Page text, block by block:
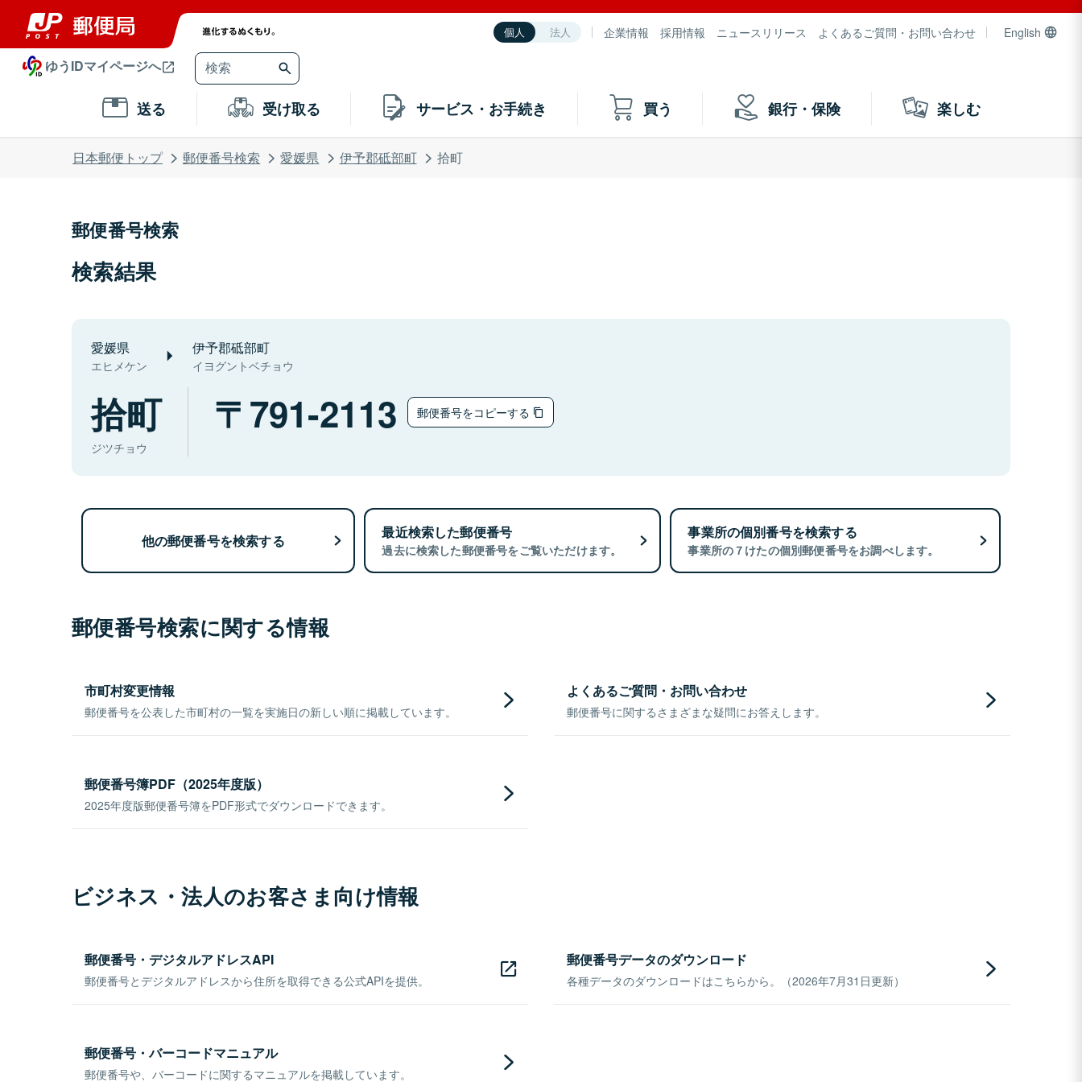
個人 法人 企業情報 採用情報 ニュースリリース よくあるご質問・お問い合わせ English
ゆうIDマイページへ
送る 受け取る サービス・お手続き 買う 銀行・保険 楽しむ
日本郵便トップ 郵便番号検索 愛媛県 伊予郡砥部町 拾町
郵便番号検索
検索結果
愛媛県
エヒメケン
伊予郡砥部町
イヨグントベチョウ
拾町
ジツチョウ
791-2113 郵便番号をコピーする
他の郵便番号を検索する 最近検索した郵便番号
過去に検索した郵便番号をご覧いただけます。
事業所の個別番号を検索する
事業所の７けたの個別郵便番号をお調べします。
郵便番号検索に関する情報
市町村変更情報
郵便番号を公表した市町村の一覧を実施日の新しい順に掲載しています。
よくあるご質問・お問い合わせ
郵便番号に関するさまざまな疑問にお答えします。
郵便番号簿PDF（2025年度版）
2025年度版郵便番号簿をPDF形式でダウンロードできます。
ビジネス・法人のお客さま向け情報
郵便番号・デジタルアドレスAPI
郵便番号とデジタルアドレスから住所を取得できる公式APIを提供。
郵便番号データのダウンロード
各種データのダウンロードはこちらから。（2026年7月31日更新）
郵便番号・バーコードマニュアル
郵便番号や、バーコードに関するマニュアルを掲載しています。